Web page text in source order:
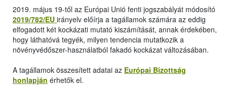
2019. május 19-től az Európai Unió fenti jogszabályát módosító
2019/782/EU irányelv előírja a tagállamok számára az eddig
elfogadott két kockázati mutató kiszámítását, annak érdekében,
hogy láthatóvá tegyék, milyen tendencia mutatkozik a
növényvédőszer-használatból fakadó kockázat változásában.
A tagállamok összesített adatai az Európai Bizottság
honlapján érhetők el.